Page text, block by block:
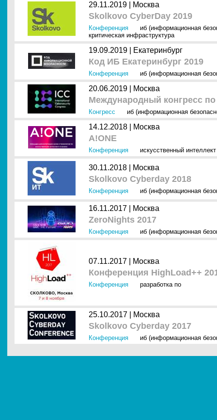
29.11.2019 | Москва
Skolkovo CyberDay 2019
Конференция
иб (информационная
критическая инфраструктура
19.09.2019 | Екатеринбург
Код ИБ Екатеринбург 2019
Конференция иб (информационная
20.06.2019 | Москва
Международный конгресс по
Конгресс иб (информационная
14.12.2018 | Москва
A!ONE
Конференция искусственный
30.11.2018 | Москва
Skolkovo Cyberday 2018
Конференция иб (информационная
16.11.2017 | Москва
ZeroNights 2017
Конференция иб (информационная
07.11.2017 | Москва
Конференция HighLoad++
Конференция разработка по
25.10.2017 | Москва
Skolkovo Cyberday 2017
Конференция иб (информационная